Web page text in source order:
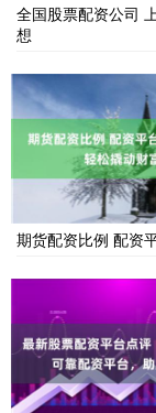
全国股票配资公司
想
期货配资比例 配资